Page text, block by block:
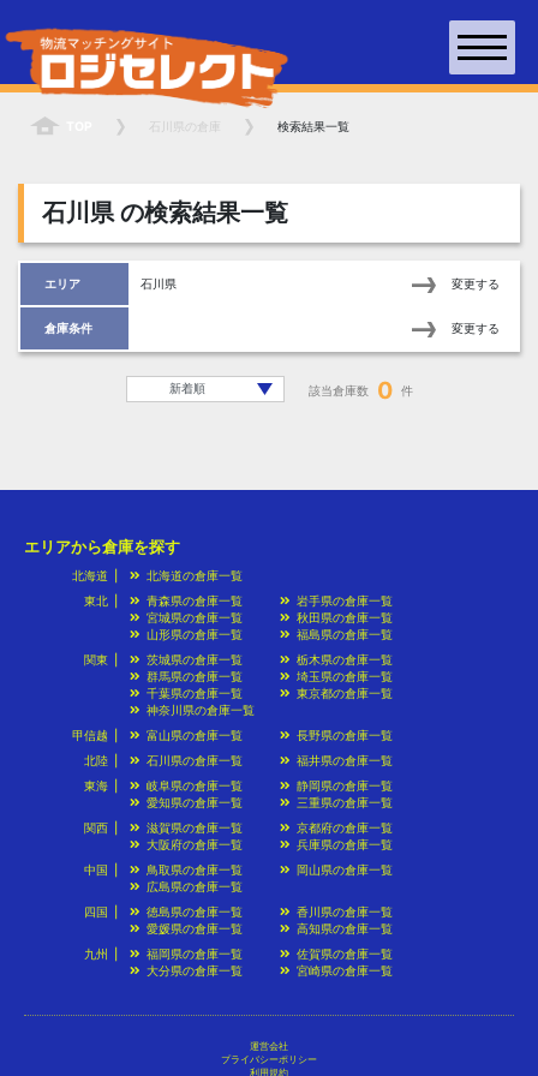
石川県 の倉庫 検索結果一覧
石川県の検索結果一覧
エリア 石川県 変更する
倉庫条件 変更する
該当倉庫数 0 件
エリアから倉庫を探す
北海道
北海道の倉庫一覧
東北
青森県の倉庫一覧
岩手県の倉庫一覧
宮城県の倉庫一覧
秋田県の倉庫一覧
山形県の倉庫一覧
福島県の倉庫一覧
関東
茨城県の倉庫一覧
栃木県の倉庫一覧
群馬県の倉庫一覧
埼玉県の倉庫一覧
千葉県の倉庫一覧
東京都の倉庫一覧
神奈川県の倉庫一覧
甲信越
富山県の倉庫一覧
長野県の倉庫一覧
北陸
石川県の倉庫一覧
福井県の倉庫一覧
東海
岐阜県の倉庫一覧
静岡県の倉庫一覧
愛知県の倉庫一覧
三重県の倉庫一覧
関西
滋賀県の倉庫一覧
京都府の倉庫一覧
大阪府の倉庫一覧
兵庫県の倉庫一覧
中国
鳥取県の倉庫一覧
岡山県の倉庫一覧
広島県の倉庫一覧
四国
徳島県の倉庫一覧
香川県の倉庫一覧
愛媛県の倉庫一覧
高知県の倉庫一覧
九州
福岡県の倉庫一覧
佐賀県の倉庫一覧
大分県の倉庫一覧
宮崎県の倉庫一覧
運営会社
プライバシーポリシー
利用規約